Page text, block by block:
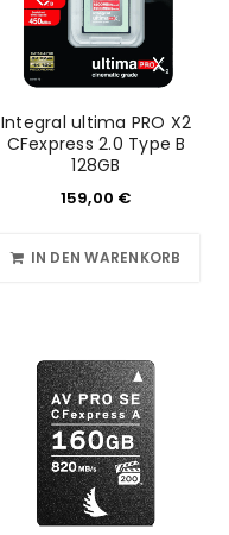
Integral ultima PRO X2
CFexpress 2.0 Type B
128GB
159,00 €
IN DEN WARENKORB